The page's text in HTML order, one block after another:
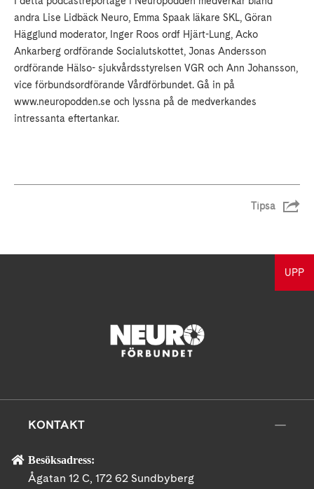
andra Lise Lidbäck Neuro, Emma Spaak läkare SKL, Göran
Hägglund moderator, Inger Roos ordf Hjärt-Lung, Acko
Ankarberg ordförande Socialutskottet, Jonas Andersson
ordförande Hälso- sjukvårdsstyrelsen VGR och Ann Johansson,
vice förbundsordförande Vårdförbundet. Gå in på
www.neuropodden.se och lyssna på de medverkandes
intressanta eftertankar.
Tipsa
UPP
KONTAKT
Besöksadress:
Ågatan 12 C, 172 62 Sundbyberg